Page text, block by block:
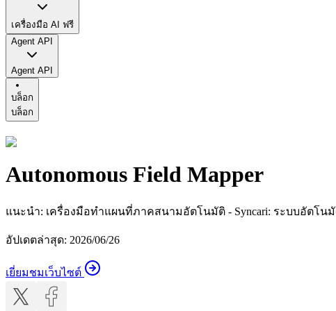
เครื่องมือ AI ฟรี
Agent API
Agent API
บล็อก
บล็อก
Autonomous Field Mapper
แนะนำ: เครื่องมือทำแผนที่ภาคสนามอัตโนมัติ - Syncari: ระบบอัตโ
อัปเดตล่าสุด: 2026/06/26
เยี่ยมชมเว็บไซต์